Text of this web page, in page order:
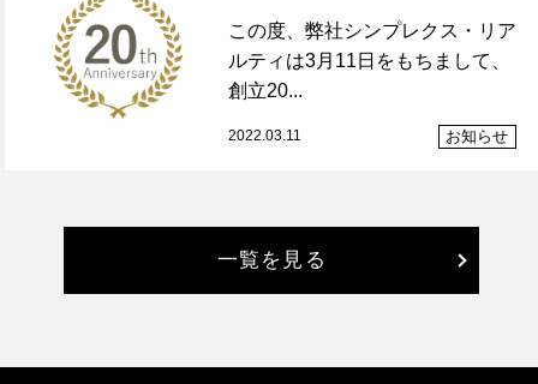
この度、弊社シンプレクス・リア
ルティは3月11日をもちまして、
創立20...
2022.03.11 お知らせ
一覧を見る